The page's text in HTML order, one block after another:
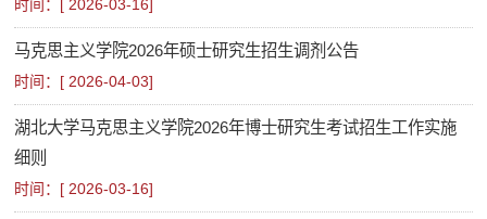
时间：[ 2026-03-16]
马克思主义学院2026年硕士研究生招生调剂公告
时间：[ 2026-04-03]
湖北大学马克思主义学院2026年博士研究生考试招生工作实施
细则
时间：[ 2026-03-16]